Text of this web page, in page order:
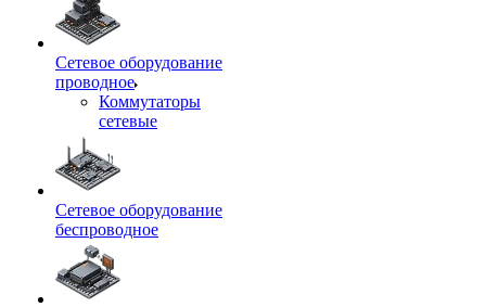
Сетевое оборудование
проводное
Коммутаторы
сетевые
Сетевое оборудование
беспроводное